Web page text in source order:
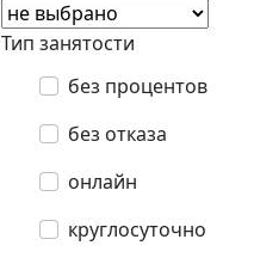
Тип занятости
без процентов
без отказа
онлайн
круглосуточно